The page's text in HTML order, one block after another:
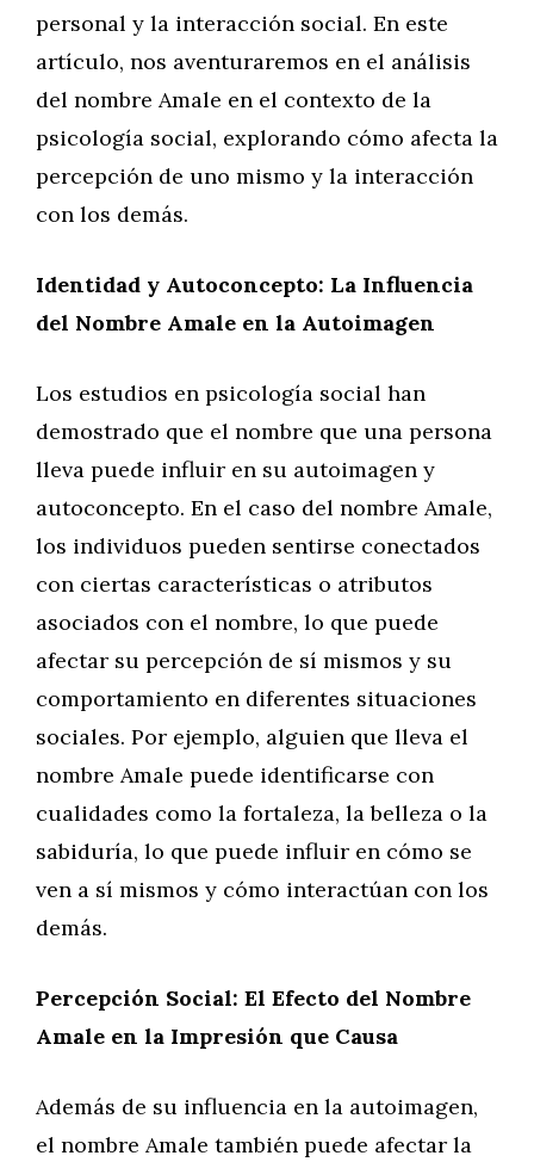
personal y la interacción social. En este
artículo, nos aventuraremos en el análisis
del nombre Amale en el contexto de la
psicología social, explorando cómo afecta la
percepción de uno mismo y la interacción
con los demás.
Identidad y Autoconcepto: La Influencia
del Nombre Amale en la Autoimagen
Los estudios en psicología social han
demostrado que el nombre que una persona
lleva puede influir en su autoimagen y
autoconcepto. En el caso del nombre Amale,
los individuos pueden sentirse conectados
con ciertas características o atributos
asociados con el nombre, lo que puede
afectar su percepción de sí mismos y su
comportamiento en diferentes situaciones
sociales. Por ejemplo, alguien que lleva el
nombre Amale puede identificarse con
cualidades como la fortaleza, la belleza o la
sabiduría, lo que puede influir en cómo se
ven a sí mismos y cómo interactúan con los
demás.
Percepción Social: El Efecto del Nombre
Amale en la Impresión que Causa
Además de su influencia en la autoimagen,
el nombre Amale también puede afectar la